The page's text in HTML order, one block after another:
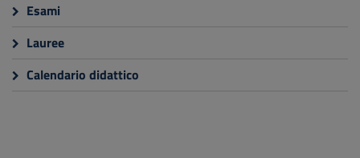
Esami
Lauree
Calendario didattico